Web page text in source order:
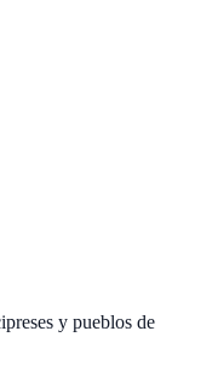
y pueblos de